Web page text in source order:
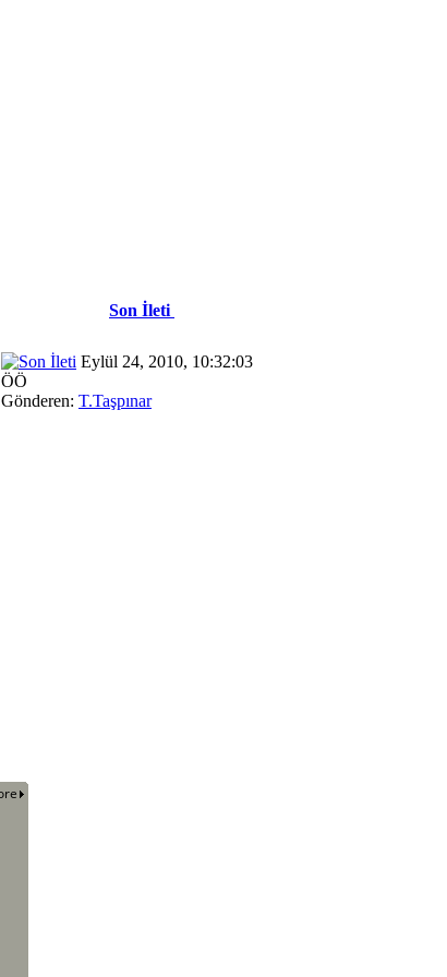
Son İleti
Eylül 24, 2010, 10:32:03
ÖÖ
Gönderen: T.Taşpınar